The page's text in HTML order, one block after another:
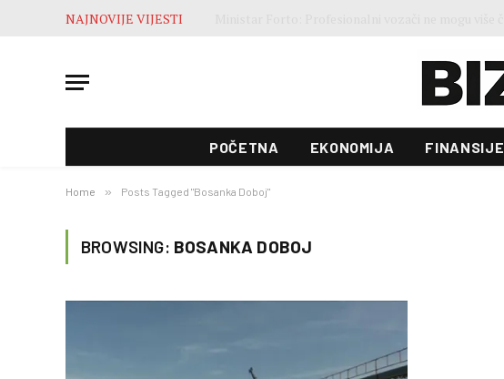
NAJNOVIJE VIJESTI
POČETNA EKONOMIJA FINANSIJE
Home » Posts Tagged "Bosanka Doboj"
BROWSING: BOSANKA DOBOJ